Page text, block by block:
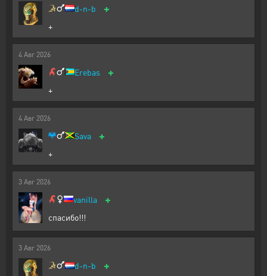
d-n-b +
+
4 Авг 2026
Erebas +
+
4 Авг 2026
Sava +
+
3 Авг 2026
vanilla +
спасибо!!!
3 Авг 2026
d-n-b +